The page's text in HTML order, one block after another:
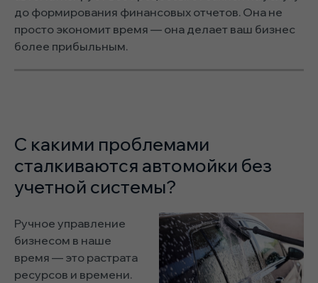
до формирования финансовых отчетов. Она не
просто экономит время — она делает ваш бизнес
более прибыльным.
С какими проблемами
сталкиваются автомойки без
учетной системы?
Ручное управление
бизнесом в наше
время — это растрата
ресурсов и времени.